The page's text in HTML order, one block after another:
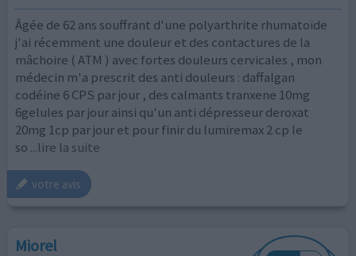
Âgée de 62 ans souffrant d'une polyarthrite rhumatoïde
j'ai récemment une douleur et des contactures de la
mâchoire ( ATM ) avec fortes douleurs cervicales , mon
médecin m'a prescrit des anti douleurs : daffalgan
codéine 6 CPS par jour , des calmants tranxene 10mg
6gelules par jour ainsi qu'un anti dépresseur deroxat
20mg 1cp par jour et pour finir du lumiremax 2 cp le
so ...lire la suite
votre avis
Miorel